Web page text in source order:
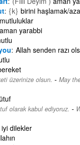
{k} birini haşlamak/
mutluluklar
aman yarabbi
Allah senden razı
üzerinize olsun. - May
olarak kabul ediyoruz. -
iyi dilekler